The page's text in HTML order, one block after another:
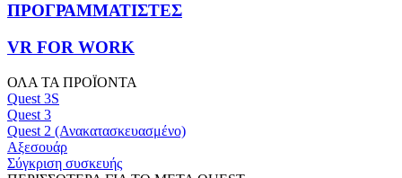
ΠΡΟΓΡΑΜΜΑΤΙΣΤΕΣ
VR FOR WORK
ΟΛΑ ΤΑ ΠΡΟΪΟΝΤΑ
Quest 3S
Quest 3
Quest 2 (Ανακατασκευασμένο)
Αξεσουάρ
Σύγκριση συσκευής